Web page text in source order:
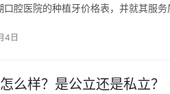
口腔医院的种植牙价格表，并就其服
4日
么样？是公立还是私立？